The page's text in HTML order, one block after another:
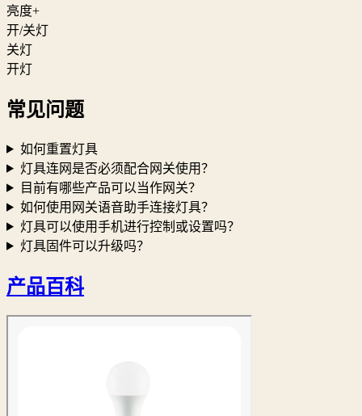
亮度+
开/关灯
关灯
开灯
常见问题
如何重置灯具
灯具连网是否必须配合网关使用？
目前有哪些产品可以当作网关？
如何使用网关语音助手连接灯具？
灯具可以使用手机进行控制或设置吗？
灯具固件可以升级吗？
产品百科